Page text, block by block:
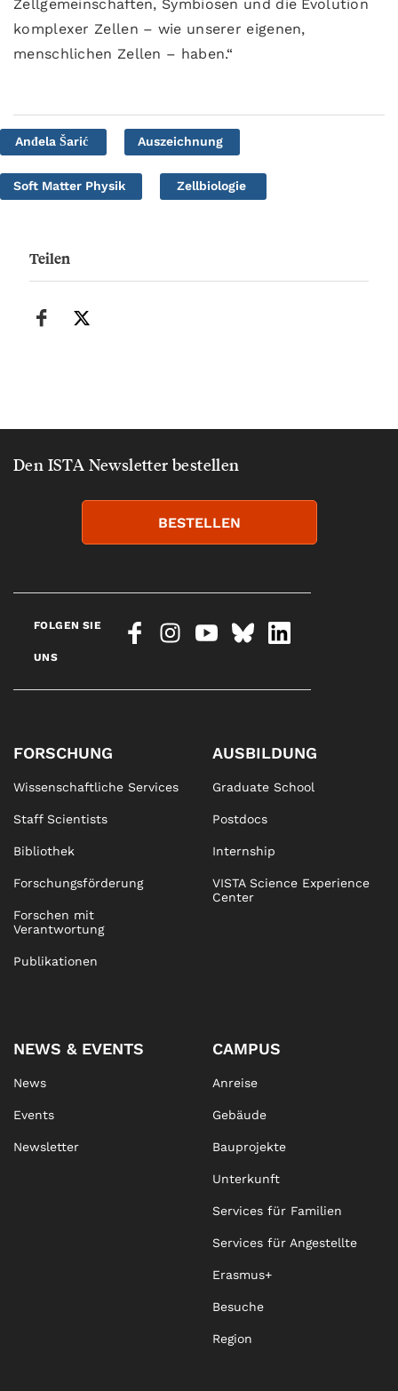
Zellgemeinschaften, Symbiosen und die Evolution
komplexer Zellen – wie unserer eigenen,
menschlichen Zellen – haben.“
Anđela Šarić Auszeichnung
Soft Matter Physik Zellbiologie
Teilen
Den ISTA Newsletter bestellen
BESTELLEN
FOLGEN SIE
UNS
FORSCHUNG
Wissenschaftliche Services
Staff Scientists
Bibliothek
Forschungsförderung
Forschen mit
Verantwortung
Publikationen
AUSBILDUNG
Graduate School
Postdocs
Internship
VISTA Science Experience
Center
NEWS & EVENTS
News
Events
Newsletter
CAMPUS
Anreise
Gebäude
Bauprojekte
Unterkunft
Services für Familien
Services für Angestellte
Erasmus+
Besuche
Region